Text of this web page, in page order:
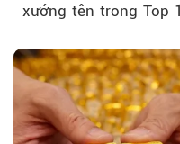
xướng tên trong Top